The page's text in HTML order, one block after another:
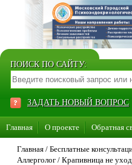
ПОИСК ПО САЙТУ:
ЗАДАТЬ НОВЫЙ ВОПРОС
Главная О проекте Обратная
Стать консультантом нашего сайта
Главная / Бесплатные
Аллерголог / Крапивница не